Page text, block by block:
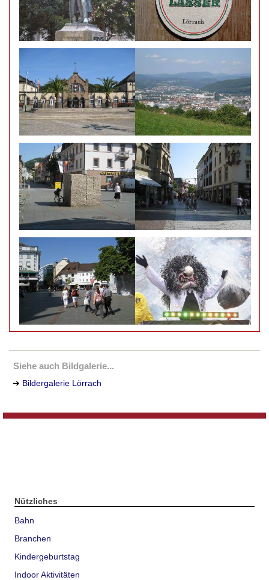
Siehe auch Bildgalerie...
➔ Bildergalerie Lörrach
Nützliches
Bahn
Branchen
Kindergeburtstag
Indoor Aktivitäten